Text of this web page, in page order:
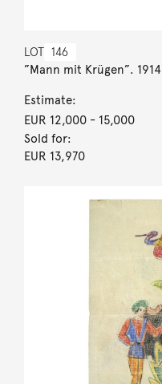
LOT 146
”Mann mit Krügen”. 1914
Estimate:
EUR 12,000- 15,000
Sold for:
EUR 13,970